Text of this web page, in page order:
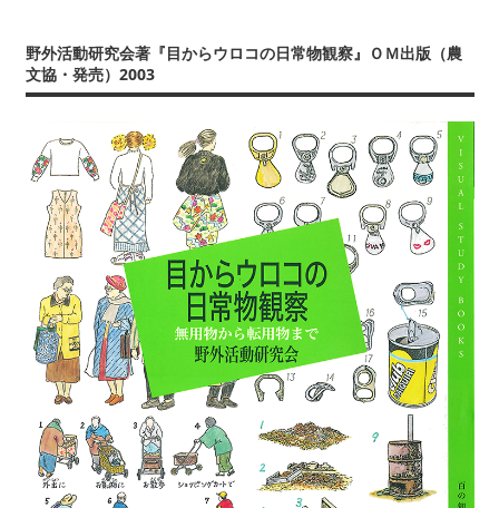
野外活動研究会著『目からウロコの日常物観察』ＯＭ出版（農
文協・発売）2003